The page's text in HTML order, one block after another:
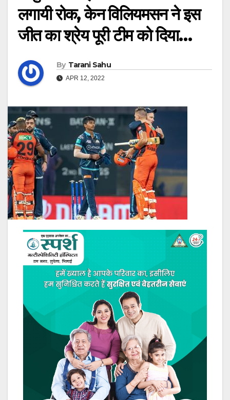
लगायी रोक, केन विलियमसन ने इस
जीत का श्रेय पूरी टीम को दिया…
By Tarani Sahu
APR 12, 2022